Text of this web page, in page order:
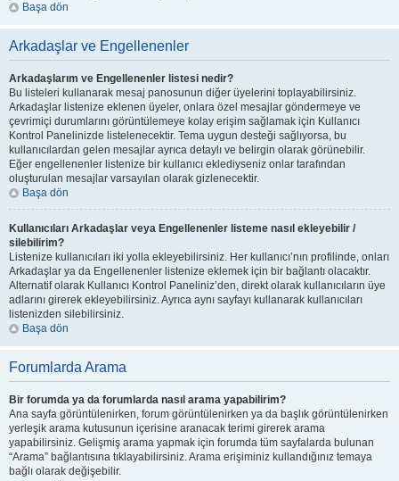
Başa dön
Arkadaşlar ve Engellenenler
Arkadaşlarım ve Engellenenler listesi nedir?
Bu listeleri kullanarak mesaj panosunun diğer üyelerini toplayabilirsiniz.
Arkadaşlar listenize eklenen üyeler, onlara özel mesajlar göndermeye ve
çevrimiçi durumlarını görüntülemeye kolay erişim sağlamak için Kullanıcı
Kontrol Panelinizde listelenecektir. Tema uygun desteği sağlıyorsa, bu
kullanıcılardan gelen mesajlar ayrıca detaylı ve belirgin olarak görünebilir.
Eğer engellenenler listenize bir kullanıcı eklediyseniz onlar tarafından
oluşturulan mesajlar varsayılan olarak gizlenecektir.
Başa dön
Kullanıcıları Arkadaşlar veya Engellenenler listeme nasıl ekleyebilir /
silebilirim?
Listenize kullanıcıları iki yolla ekleyebilirsiniz. Her kullanıcı’nın profilinde, onları
Arkadaşlar ya da Engellenenler listenize eklemek için bir bağlantı olacaktır.
Alternatif olarak Kullanıcı Kontrol Paneliniz’den, direkt olarak kullanıcıların üye
adlarını girerek ekleyebilirsiniz. Ayrıca aynı sayfayı kullanarak kullanıcıları
listenizden silebilirsiniz.
Başa dön
Forumlarda Arama
Bir forumda ya da forumlarda nasıl arama yapabilirim?
Ana sayfa görüntülenirken, forum görüntülenirken ya da başlık görüntülenirken
yerleşik arama kutusunun içerisine aranacak terimi girerek arama
yapabilirsiniz. Gelişmiş arama yapmak için forumda tüm sayfalarda bulunan
“Arama” bağlantısına tıklayabilirsiniz. Arama erişiminiz kullandığınız temaya
bağlı olarak değişebilir.